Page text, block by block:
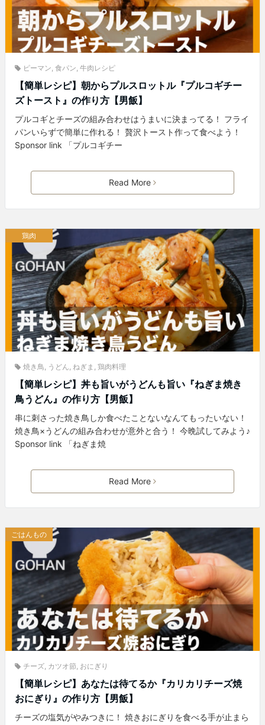
ピーマン, 食パン, 牛肉レシピ
【簡単レシピ】朝からプルスロットル『プルコギチー
ズトースト』の作り方【男飯】
プルコギとチーズの組み合わせはうまいに決まってる！ フライ
パンいらずで簡単に作れる！ 贅沢トースト作って食べよう！
Sponsor link 「プルコギチー
Read More
鶏肉
焼き鳥, うどん, ねぎま , 鶏肉料理
【簡単レシピ】丼も旨いがうどんも旨い『ねぎま焼き
鳥うどん』の作り方【男飯】
串に刺さった焼き鳥しか食べたことないなんてもったいない！
焼き鳥×うどんの組み合わせが意外と合う！ 今晩試してみよう♪
Sponsor link 「ねぎま焼
Read More
ごはんもの
チーズ カツオ節 おにぎり
【簡単レシピ】あなたは待てるか『カリカリチーズ焼
おにぎり』の作り方【男飯】
チーズの塩気がやみつきに！ 焼きおにぎりを食べる手が止まら